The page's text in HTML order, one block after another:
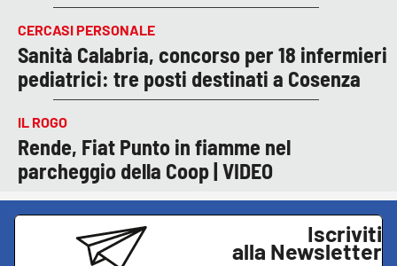
CERCASI PERSONALE
Sanità Calabria, concorso per 18 infermieri
pediatrici: tre posti destinati a Cosenza
IL ROGO
Rende, Fiat Punto in fiamme nel
parcheggio della Coop | VIDEO
Iscriviti
alla Newsletter